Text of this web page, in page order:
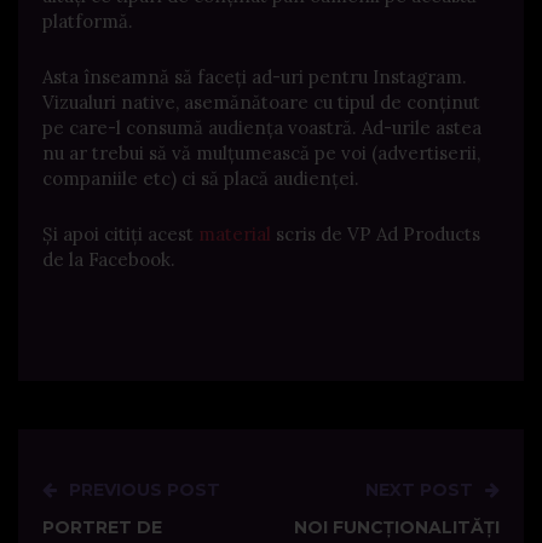
platformă.
Asta înseamnă să faceți ad-uri pentru Instagram.
Vizualuri native, asemănătoare cu tipul de conținut
pe care-l consumă audiența voastră. Ad-urile astea
nu ar trebui să vă mulțumească pe voi (advertiserii,
companiile etc) ci să placă audienței.
Și apoi citiți acest material scris de VP Ad Products
de la Facebook.
Post
PREVIOUS POST
PORTRET DE
NEXT POST
NOI FUNCȚIONALITĂȚI